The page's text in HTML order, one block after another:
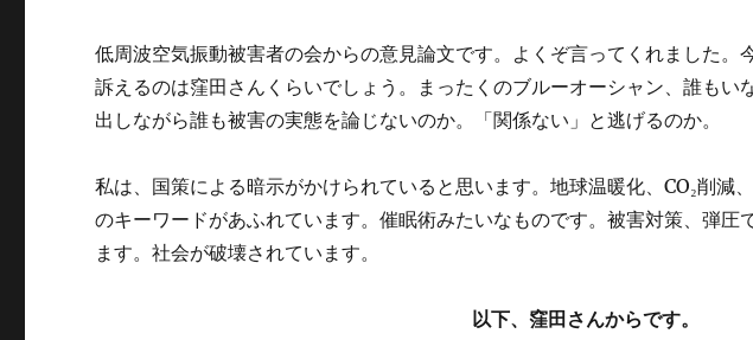
低周波空気振動被害者の会からの意見論文です。よくぞ言ってくれました。
訴えるのは窪田さんくらいでしょう。まったくのブルーオーシャン、誰もい
出しながら誰も被害の実態を論じないのか。「関係ない」と逃げるのか。
私は、国策による暗示がかけられていると思います。地球温暖化、CO₂削減
のキーワードがあふれています。催眠術みたいなものです。被害対策、弾圧
ます。社会が破壊されています。
以下、窪田さんからです。